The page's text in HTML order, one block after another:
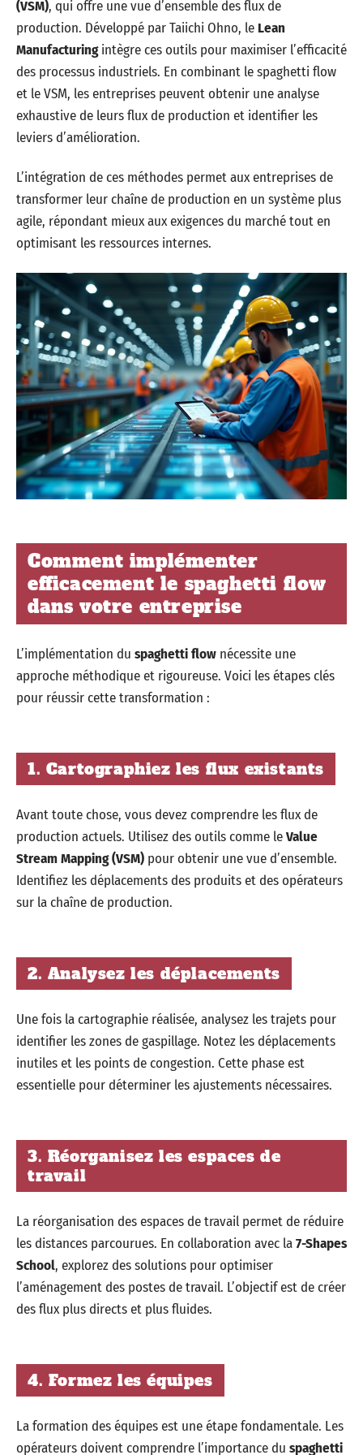
(VSM), qui offre une vue d’ensemble des flux de
production. Développé par Taiichi Ohno, le Lean
Manufacturingintègre ces outils pour maximiser l’efficacité
des processus industriels. En combinant le spaghetti flow
et le VSM, les entreprises peuvent obtenir une analyse
exhaustive de leurs flux de production et identifier les
leviers d’amélioration.
L’intégration de ces méthodes permet aux entreprises de
transformer leur chaîne de production en un système plus
agile, répondant mieux aux exigences du marché tout en
optimisant les ressources internes.
Comment implémenter
efficacement le spaghetti flow
dans votre entreprise
L’implémentation du spaghetti flow nécessite une
approche méthodique et rigoureuse. Voici les étapes clés
pour réussir cette transformation :
1. Cartographiez les flux existants
Avant toute chose, vous devez comprendre les flux de
production actuels. Utilisez des outils comme leValue
Stream Mapping (VSM) pour obtenir une vue d’ensemble.
Identifiez les déplacements des produits et des opérateurs
sur la chaîne de production.
2. Analysez les déplacements
Une fois la cartographie réalisée, analysez les trajets pour
identifier les zones de gaspillage. Notez les déplacements
inutiles et les points de congestion. Cette phase est
essentielle pour déterminer les ajustements nécessaires.
3. Réorganisez les espaces de
travail
La réorganisation des espaces de travail permet de réduire
les distances parcourues. En collaboration avec la7-Shapes
School, explorez des solutions pour optimiser
l’aménagement des postes de travail. L’objectif est de créer
des flux plus directs et plus fluides.
4. Formez les équipes
La formation des équipes est une étape fondamentale. Les
opérateurs doivent comprendre l’importance du spaghetti